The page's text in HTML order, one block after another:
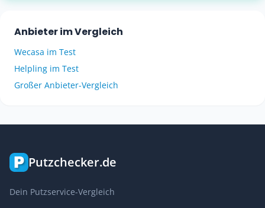
Anbieter im Vergleich
Wecasa im Test
Helpling im Test
Großer Anbieter-Vergleich
Putzchecker.de
Dein Putzservice-Vergleich